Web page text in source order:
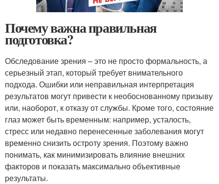
Почему важна правильная
подготовка?
Обследование зрения – это не просто формальность, а
серьезный этап, который требует внимательного
подхода. Ошибки или неправильная интерпретация
результатов могут привести к необоснованному призыву
или, наоборот, к отказу от службы. Кроме того, состояние
глаз может быть временным: например, усталость,
стресс или недавно перенесенные заболевания могут
временно снизить остроту зрения. Поэтому важно
понимать, как минимизировать влияние внешних
факторов и показать максимально объективные
результаты.